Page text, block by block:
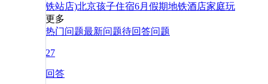
铁站店)北京孩子住宿6月 假期地铁酒店家庭玩
更多
热门问题最新问题待回答问题
27
回答